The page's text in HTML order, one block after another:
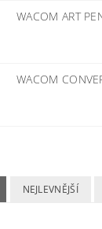
WACOM ART
WACOM
NEJLEVNĚJŠÍ